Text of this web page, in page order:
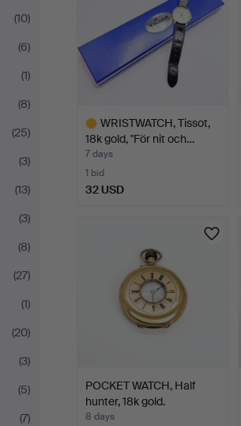
(10)
(6)
(1)
(8)
(25)
(3)
(13)
(3)
(8)
(27)
(1)
(20)
(3)
(5)
(7)
WRISTWATCH, Tissot,
18k gold, "För nit och…
7 days
1 bid
32 USD
POCKET WATCH, Half
hunter, 18k gold.
8 days